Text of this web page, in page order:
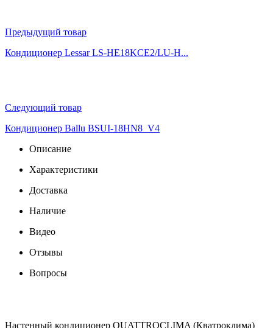
Предыдущий товар
Кондиционер Lessar LS-HE18KCE2/LU-H...
Следующий товар
Кондиционер Ballu BSUI-18HN8_V4
Описание
Характеристики
Доставка
Наличие
Видео
Отзывы
Вопросы
Настенный кондиционер QUATTROCLIMA (Кватроклима)